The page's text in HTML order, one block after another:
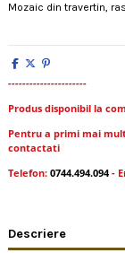
Mozaic din travertin,
----------------------
Produs disponibil la
Pentru a primi mai
contactati
Telefon: 0744.494.094-
Descriere